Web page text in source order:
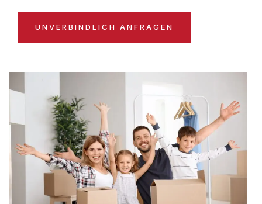
UNVERBINDLICH ANFRAGEN